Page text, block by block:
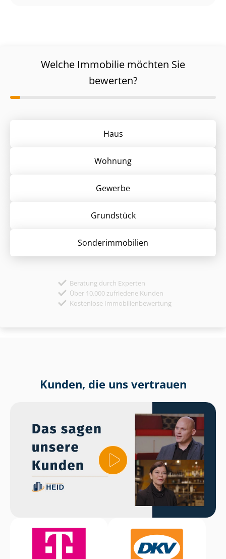
Welche Immobilie möchten Sie
bewerten?
Haus
Wohnung
Gewerbe
Grund­stück
Sonder­immobilien
Beratung durch Experten
Über 10.000 zufriedene Kunden
Kostenlose Immobilienbewertung
Kunden, die uns vertrauen